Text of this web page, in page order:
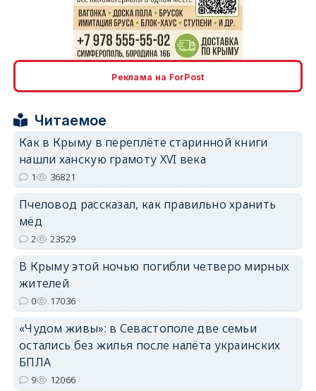
erid: 2SDnjdPjgYS
Реклама на ForPost
Читаемое
Как в Крыму в переплёте старинной книги
нашли ханскую грамоту XVI века
1 36821
Пчеловод рассказал, как правильно хранить
мёд
2 23529
В Крыму этой ночью погибли четверо мирных
жителей
0 17036
«Чудом живы»: в Севастополе две семьи
остались без жилья после налёта украинских
БПЛА
9 12066